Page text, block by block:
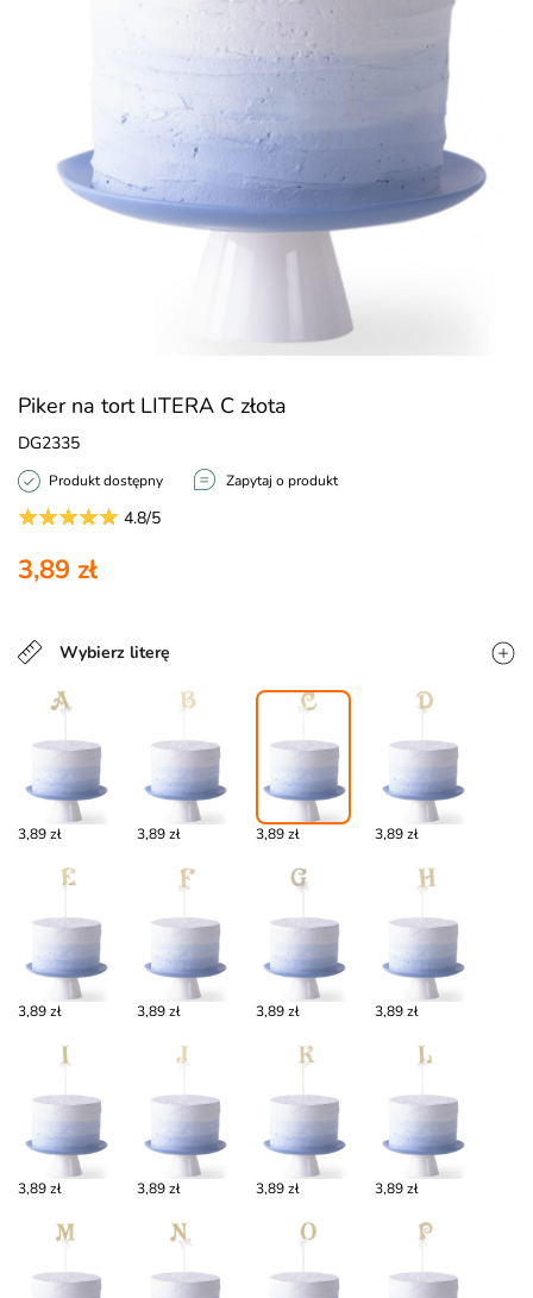
Piker na tort LITERA C złota
DG2335
Produkt dostępny Zapytaj o produkt
4.8/5
3,89 zł
Wybierz literę
3,89 zł 3,89 zł 3,89 zł 3,89 zł
3,89 zł 3,89 zł 3,89 zł 3,89 zł
3,89 zł 3,89 zł 3,89 zł 3,89 zł